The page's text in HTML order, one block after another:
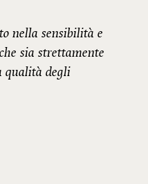
nella sensibilità e
sia strettamente
qualità degli